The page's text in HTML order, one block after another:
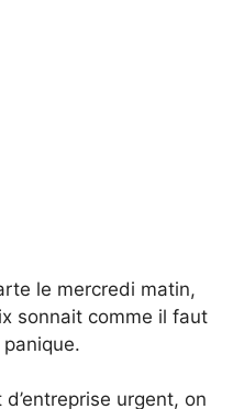
le mercredi matin,
sonnait comme il faut
urgent, on